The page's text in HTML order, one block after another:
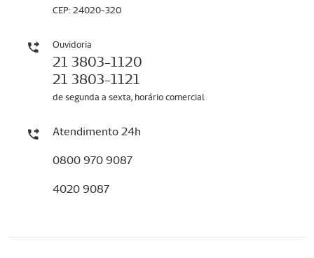
CEP: 24020-320
Ouvidoria
21 3803-1120
21 3803-1121
de segunda a sexta, horário comercial
Atendimento 24h
0800 970 9087
4020 9087